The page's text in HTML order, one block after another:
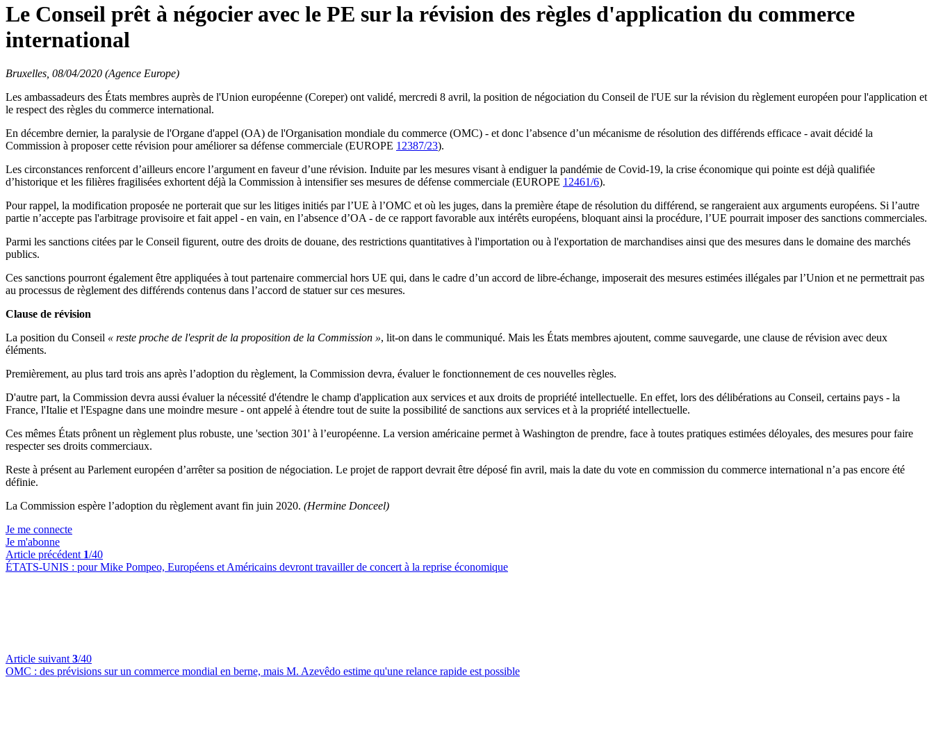
Le Conseil prêt à négocier avec le PE sur la révision des règles d'application du commerce
international
Bruxelles, 08/04/2020 (Agence Europe)
Les ambassadeurs des États membres auprès de l'Union européenne (Coreper) ont validé, mercredi 8 avril, la position de négociation du Conseil de l'UE sur la révision du règlement européen pour l'application et
le respect des règles du commerce international.
En décembre dernier, la paralysie de l'Organe d'appel (OA) de l'Organisation mondiale du commerce (OMC) - et donc l’absence d’un mécanisme de résolution des différends efficace - avait décidé la
Commission à proposer cette révision pour améliorer sa défense commerciale (EUROPE 12387/23).
Les circonstances renforcent d’ailleurs encore l’argument en faveur d’une révision. Induite par les mesures visant à endiguer la pandémie de Covid-19, la crise économique qui pointe est déjà qualifiée
d’historique et les filières fragilisées exhortent déjà la Commission à intensifier ses mesures de défense commerciale (EUROPE 12461/6).
Pour rappel, la modification proposée ne porterait que sur les litiges initiés par l’UE à l’OMC et où les juges, dans la première étape de résolution du différend, se rangeraient aux arguments européens. Si l’autre
partie n’accepte pas l'arbitrage provisoire et fait appel - en vain, en l’absence d’OA - de ce rapport favorable aux intérêts européens, bloquant ainsi la procédure, l’UE pourrait imposer des sanctions commerciales.
Parmi les sanctions citées par le Conseil figurent, outre des droits de douane, des restrictions quantitatives à l'importation ou à l'exportation de marchandises ainsi que des mesures dans le domaine des marchés
publics.
Ces sanctions pourront également être appliquées à tout partenaire commercial hors UE qui, dans le cadre d’un accord de libre-échange, imposerait des mesures estimées illégales par l’Union et ne permettrait pas
au processus de règlement des différends contenus dans l’accord de statuer sur ces mesures.
Clause de révision
La position du Conseil « reste proche de l'esprit de la proposition de la Commission », lit-on dans le communiqué. Mais les États membres ajoutent, comme sauvegarde, une clause de révision avec deux
éléments.
Premièrement, au plus tard trois ans après l’adoption du règlement, la Commission devra, évaluer le fonctionnement de ces nouvelles règles.
D'autre part, la Commission devra aussi évaluer la nécessité d'étendre le champ d'application aux services et aux droits de propriété intellectuelle. En effet, lors des délibérations au Conseil, certains pays - la
France, l'Italie et l'Espagne dans une moindre mesure - ont appelé à étendre tout de suite la possibilité de sanctions aux services et à la propriété intellectuelle.
Ces mêmes États prônent un règlement plus robuste, une 'section 301' à l’européenne. La version américaine permet à Washington de prendre, face à toutes pratiques estimées déloyales, des mesures pour faire
respecter ses droits commerciaux.
Reste à présent au Parlement européen d’arrêter sa position de négociation. Le projet de rapport devrait être déposé fin avril, mais la date du vote en commission du commerce international n’a pas encore été
définie.
La Commission espère l’adoption du règlement avant fin juin 2020. (Hermine Donceel)
Je me connecte
Je m'abonne
Article précédent 1/40
ÉTATS-UNIS : pour Mike Pompeo, Européens et Américains devront travailler de concert à la reprise économique
Article suivant 3/40
OMC : des prévisions sur un commerce mondial en berne, mais M. Azevêdo estime qu'une relance rapide est possible